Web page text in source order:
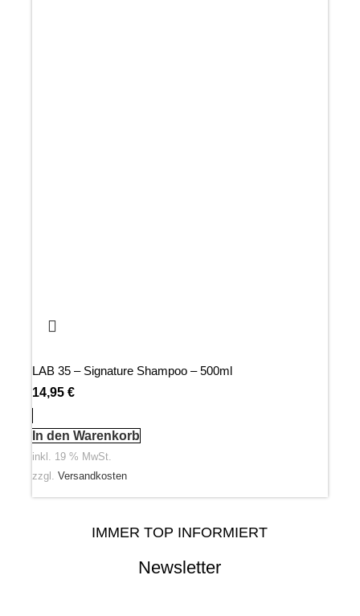
LAB 35 – Signature Shampoo – 500ml
14,95 €
In den Warenkorb
inkl. 19 % MwSt.
zzgl. Versandkosten
IMMER TOP INFORMIERT
Newsletter